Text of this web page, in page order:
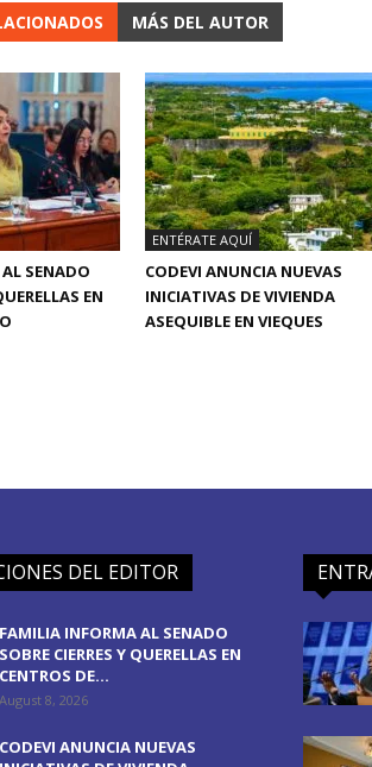
MÁS DEL AUTOR
SENADO
EN
ENTÉRATE AQUÍ
CODEVI ANUNCIA NUEVAS
INICIATIVAS DE VIVIENDA
ASEQUIBLE EN VIEQUES
DEL EDITOR
FAMILIA INFORMA AL SENADO
SOBRE CIERRES Y QUERELLAS EN
CENTROS DE...
August 8, 2026
CODEVI ANUNCIA NUEVAS